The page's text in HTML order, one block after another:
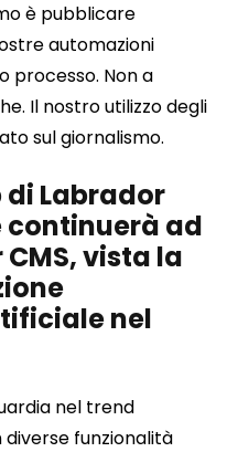
è pubblicare
automazioni
processo. Non a
Il nostro utilizzo degli
sul giornalismo.
Labrador
continuerà ad
vista la
nel
nel trend
funzionalità